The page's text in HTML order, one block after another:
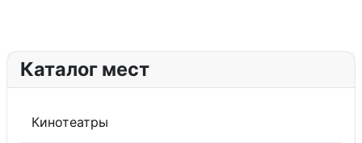
Каталог мест
Кинотеатры